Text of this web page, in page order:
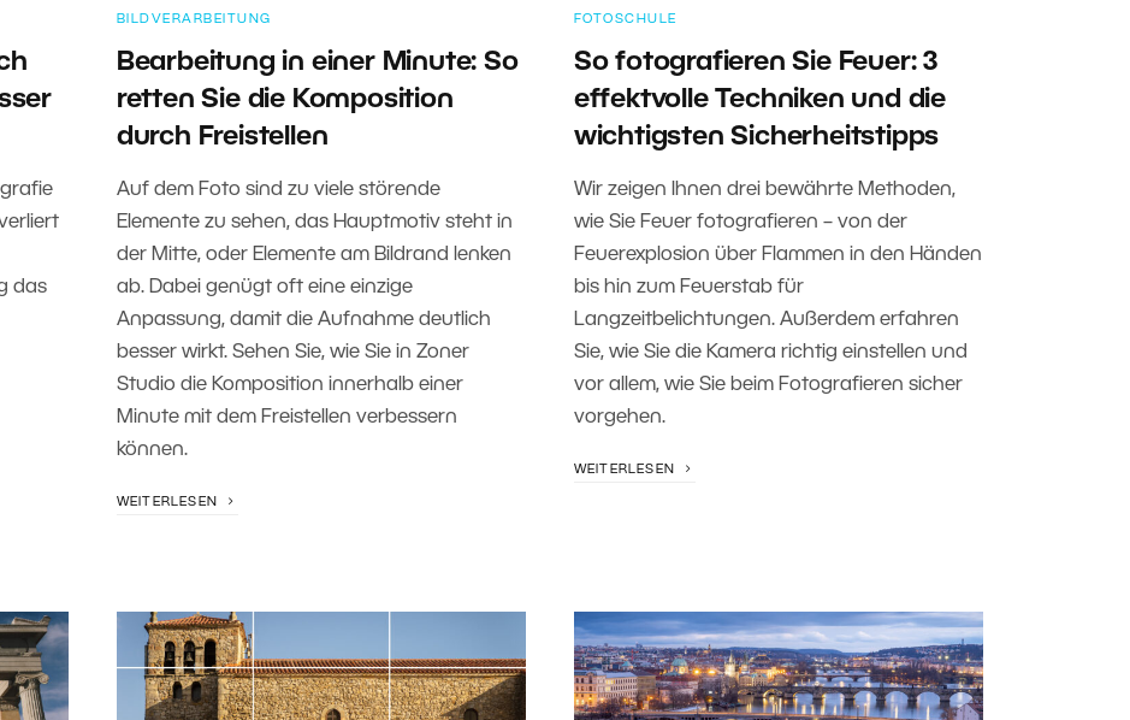
das
BILDVERARBEITUNG
Bearbeitung in einer Minute: So
retten Sie die Komposition
durch Freistellen
Auf dem Foto sind zu viele störende
Elemente zu sehen, das Hauptmotiv steht in
der Mitte, oder Elemente am Bildrand lenken
ab. Dabei genügt oft eine einzige
Anpassung, damit die Aufnahme deutlich
besser wirkt. Sehen Sie, wie Sie in Zoner
Studio die Komposition innerhalb einer
Minute mit dem Freistellen verbessern
können.
WEITERLESEN
FOTOSCHULE
So fotografieren Sie Feuer: 3
effektvolle Techniken und die
wichtigsten Sicherheitstipps
Wir zeigen Ihnen drei bewährte Methoden,
wie Sie Feuer fotografieren – von der
Feuerexplosion über Flammen in den Händen
bis hin zum Feuerstab für
Langzeitbelichtungen. Außerdem erfahren
Sie, wie Sie die Kamera richtig einstellen und
vor allem, wie Sie beim Fotografieren sicher
vorgehen.
WEITERLESEN